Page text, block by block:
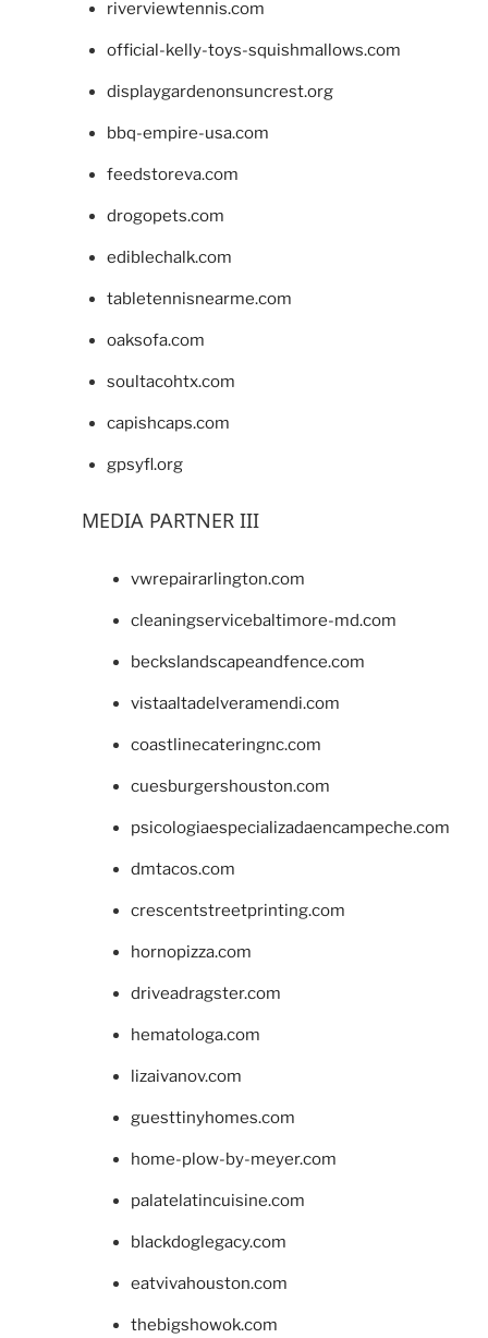
riverviewtennis.com
official-kelly-toys-squishmallows.com
displaygardenonsuncrest.org
bbq-empire-usa.com
feedstoreva.com
drogopets.com
ediblechalk.com
tabletennisnearme.com
oaksofa.com
soultacohtx.com
capishcaps.com
gpsyfl.org
MEDIA PARTNER III
vwrepairarlington.com
cleaningservicebaltimore-md.com
beckslandscapeandfence.com
vistaaltadelveramendi.com
coastlinecateringnc.com
cuesburgershouston.com
psicologiaespecializadaencampeche.com
dmtacos.com
crescentstreetprinting.com
hornopizza.com
driveadragster.com
hematologa.com
lizaivanov.com
guesttinyhomes.com
home-plow-by-meyer.com
palatelatincuisine.com
blackdoglegacy.com
eatvivahouston.com
thebigshowok.com